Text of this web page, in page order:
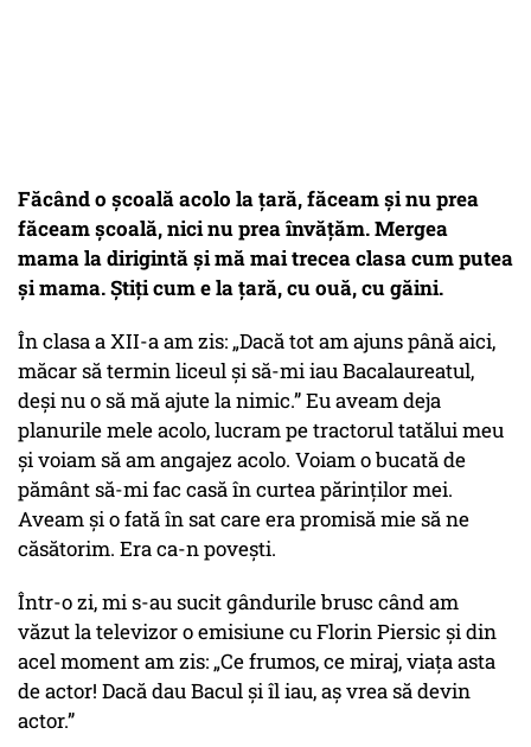
Făcând o școală acolo la țară, făceam și nu prea
făceam școală, nici nu prea învățăm. Mergea
mama la dirigintă și mă mai trecea clasa cum putea
și mama. Știți cum e la țară, cu ouă, cu găini.
În clasa a XII-a am zis: „Dacă tot am ajuns până aici,
măcar să termin liceul și să-mi iau Bacalaureatul,
deși nu o să mă ajute la nimic.”Eu aveam deja
planurile mele acolo, lucram pe tractorul tatălui meu
și voiam să am angajez acolo. Voiam o bucată de
pământ să-mi fac casă în curtea părinților mei.
Aveam și o fată în sat care era promisă mie să ne
căsătorim. Era ca-n povești.
Într-o zi, mi s-au sucit gândurile brusc când am
văzut la televizor o emisiune cu Florin Piersic și din
acel moment am zis: „Ce frumos, ce miraj, viața asta
de actor! Dacă dau Bacul și îl iau, aș vrea să devin
actor.”